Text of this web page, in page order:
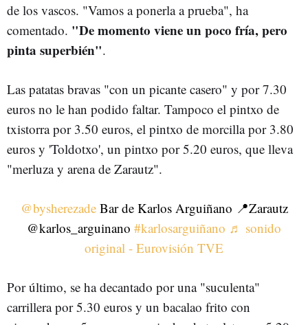
de los vascos. "Vamos a ponerla a prueba", ha
comentado. "De momento viene un poco fría, pero
pinta superbién".
Las patatas bravas "con un picante casero" y por 7.30
euros no le han podido faltar. Tampoco el pintxo de
txistorra por 3.50 euros, el pintxo de morcilla por 3.80
euros y 'Toldotxo', un pintxo por 5.20 euros, que lleva
"merluza y arena de Zarautz".
@bysherezadeBar de Karlos Arguiñano 📍Zarautz
@karlos_arguinano #karlosarguiñano ♬ sonido
original - Eurovisión TVE
Por último, se ha decantado por una "suculenta"
carrillera por 5.30 euros y un bacalao frito con